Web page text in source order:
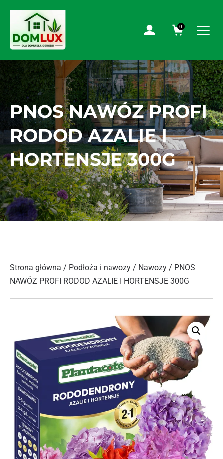
0
PNOS NAWÓZ PROFI
RODOD AZALIE I
HORTENSJE 300G
Strona główna / Podłoża i nawozy / Nawozy / PNOS
NAWÓZ PROFI RODOD AZALIE I HORTENSJE 300G